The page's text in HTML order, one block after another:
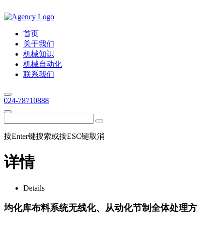
首页
关于我们
机械知识
机械自动化
联系我们
024-78710888
按Enter键搜索或按ESC键取消
详情
Details
均化库布料系统无线化、从动化节制全体处理方